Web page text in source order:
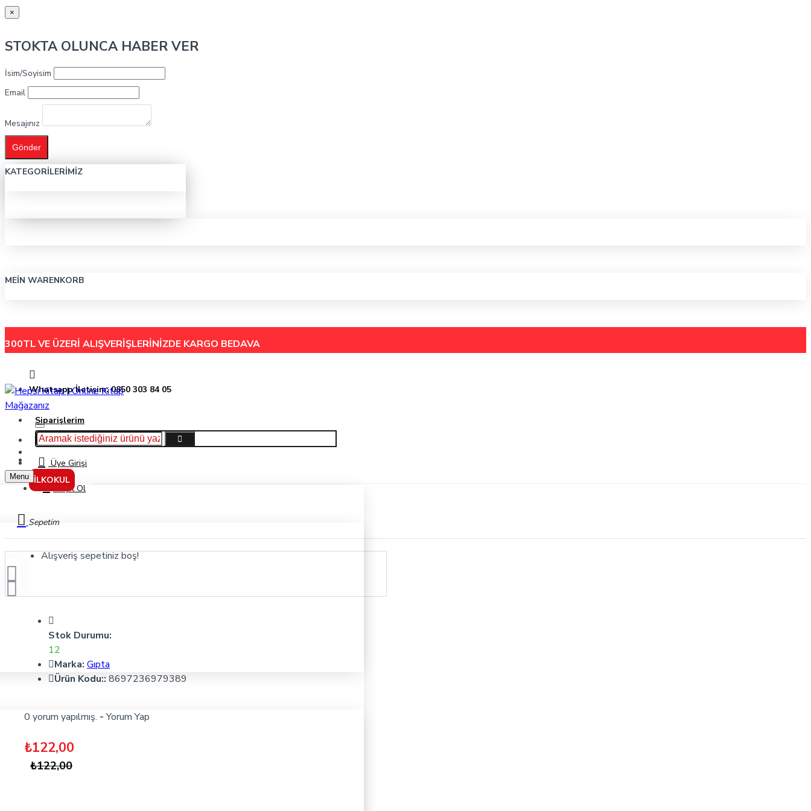
×
STOKTA OLUNCA HABER VER
İsim/Soyisim
Email
Mesajınız
Gönder
KATEGORILERIMIZ
MEIN WARENKORB
300TL VE ÜZERİ ALIŞVERİŞLERİNİZDE KARGO BEDAVA
Whatsapp İletişim: 0850 303 84 05
Siparişlerim
Hakkımızda
İletişimÜye Girişi
Kayıt Ol
Sepetim
Alışveriş sepetiniz boş!
İLKOKUL
Menu
Stok Durumu:
12
Marka: Gıpta
Ürün Kodu:: 8697236979389
0 yorum yapılmış. - Yorum Yap
₺122,00
₺122,00